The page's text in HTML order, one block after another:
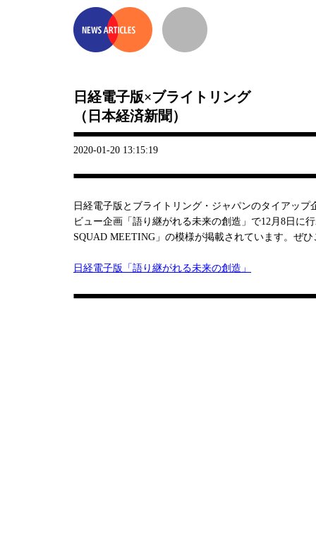
日経電子版×ブライトリング
（日本経済新聞）
2020-01-20 13:15:19
日経電子版とブライトリング・ジャパンのタイアッ
ビュー企画「語り継がれる未来の創造」で12月8日に
SQUAD MEETING」の模様が掲載されています。ぜ
日経電子版「語り継がれる未来の創造」